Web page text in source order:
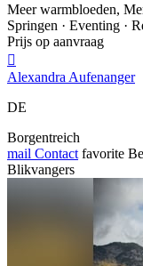
Meer warmbloeden,
Springen · Eventing ·
Prijs op aanvraag

Alexandra Aufenanger
DE
Borgentreich
mail Contact favorite
Blikvangers